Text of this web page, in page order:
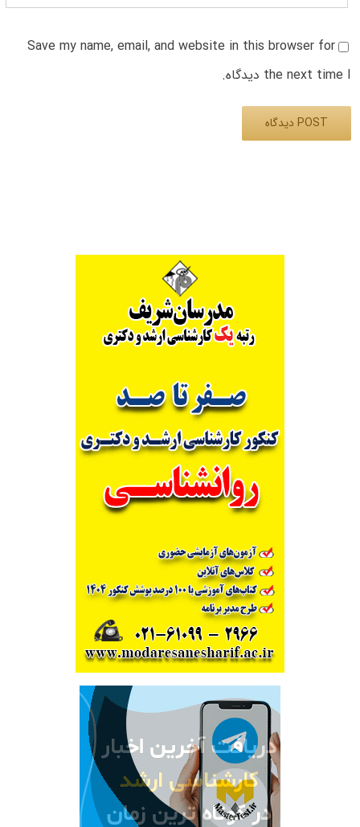
Save my name, email, and website in this browser for
the next time I دیدگاه.